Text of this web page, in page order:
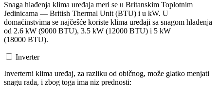
Snaga hlađenja klima uređaja meri se u Britanskim Toplotnim
Jedinicama — British Thermal Unit (BTU) i u kW. U
domaćinstvima se najčešće koriste klima uređaji sa snagom hlađenja
od 2.6 kW (9000 BTU), 3.5 kW (12000 BTU) i 5 kW
(18000 BTU).
Inverter
Inverterni klima uređaj, za razliku od običnog, može glatko menjati
snagu rada, i zbog toga ima niz prednosti: